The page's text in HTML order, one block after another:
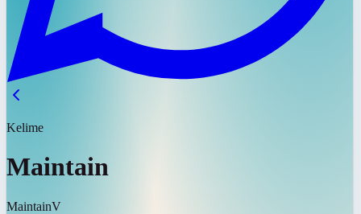
Kelime
Maintain
MaintainV